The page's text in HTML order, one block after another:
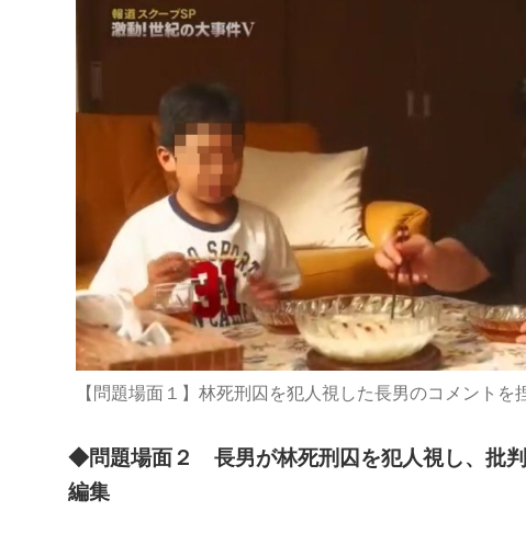
【問題場面１】林死刑囚を犯人視した長男のコメントを
◆問題場面２ 長男が林死刑囚を犯人視し、批
編集